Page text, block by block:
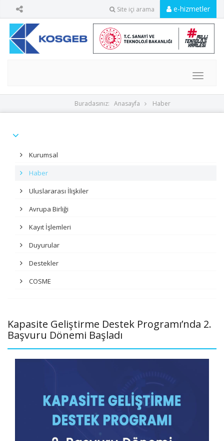
Site içi arama e-hizmetler
MENU
Buradasınız: Anasayfa Haber
Kurumsal
Haber
Uluslararası İlişkiler
Avrupa Birliği
Kayıt İşlemleri
Duyurular
Destekler
COSME
Kapasite Geliştirme Destek Programı’nda 2.
Başvuru Dönemi Başladı